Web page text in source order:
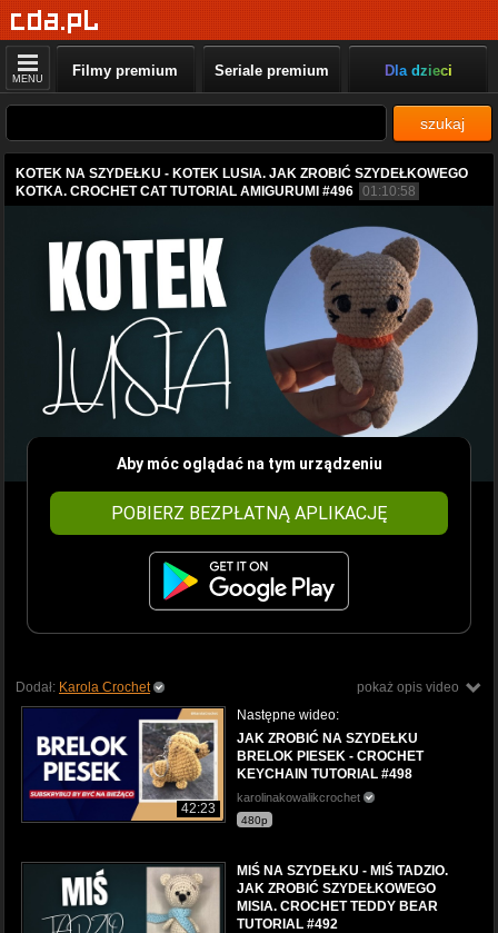
MENU Filmy premium Seriale premium Dla dzieci
szukaj
KOTEK NA SZYDEŁKU - KOTEK LUSIA. JAK ZROBIĆ SZYDEŁKOWEGO
KOTKA. CROCHET CAT TUTORIAL AMIGURUMI #496 01:10:58
Aby móc oglądać na tym urządzeniu
POBIERZ BEZPŁATNĄ APLIKACJĘ
pokaż opis video
Dodał: Karola Crochet
42:23
Następne wideo:
JAK ZROBIĆ NA SZYDEŁKU
BRELOK PIESEK - CROCHET
KEYCHAIN TUTORIAL #498
karolinakowalikcrochet
480p
MIŚ NA SZYDEŁKU - MIŚ TADZIO.
JAK ZROBIĆ SZYDEŁKOWEGO
MISIA. CROCHET TEDDY BEAR
TUTORIAL #492